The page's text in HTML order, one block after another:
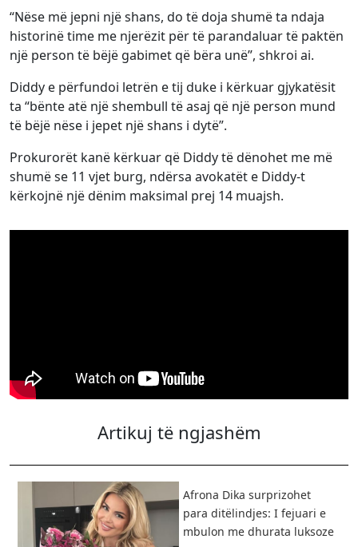
“Nëse më jepni një shans, do të doja shumë ta ndaja
historinë time me njerëzit për të parandaluar të paktën
një person të bëjë gabimet që bëra unë”, shkroi ai.
Diddy e përfundoi letrën e tij duke i kërkuar gjykatësit
ta “bënte atë një shembull të asaj që një person mund
të bëjë nëse i jepet një shans i dytë”.
Prokurorët kanë kërkuar që Diddy të dënohet me më
shumë se 11 vjet burg, ndërsa avokatët e Diddy-t
kërkojnë një dënim maksimal prej 14 muajsh.
Artikuj të ngjashëm
Afrona Dika surprizohet
para ditëlindjes: I fejuari e
mbulon me dhurata luksoze